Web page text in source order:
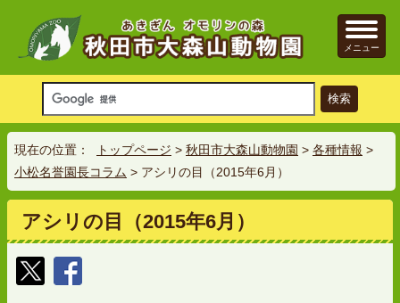
メニュー
現在の位置： トップページ > 秋田市大森山動物園 > 各種情報 >
小松名誉園長コラム > アシリの目（2015年6月）
アシリの目（2015年6月）